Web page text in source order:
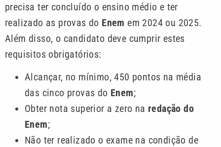
precisa ter concluído o ensino médio e ter
realizado as provas do Enem em 2024 ou 2025.
Além disso, o candidato deve cumprir estes
requisitos obrigatórios:
Alcançar, no mínimo, 450 pontos na média
das cinco provas do Enem;
Obter nota superior a zero na redação do
Enem;
Não ter realizado o exame na condição de